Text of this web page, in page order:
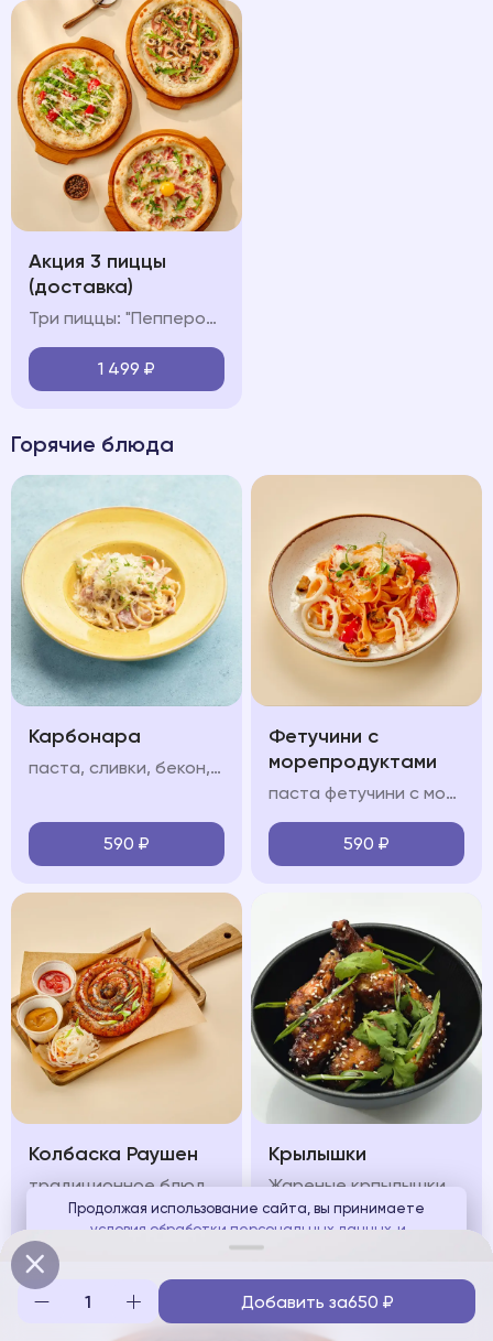
Акция 3 пиццы
(доставка)
Три пиццы: "Пепперони", "Карбонара" и "Ветчина-Грибы"
1 499 ₽
Горячие блюда
Карбонара
паста, сливки, бекон, яйцо, пармезан
590 ₽
Фетучини с
морепродуктами
паста фетучини с морепродуктами в сливочно-томатном соусе с кальмарами, мидиями и креветками
590 ₽
Колбаска Раушен
650 ₽
Крылышки
580 ₽
Продолжая использование сайта, вы принимаете
условия обработки персональных данныхи
соглашаетесь с использованием аналитических файлов
Понятно
Добавить за650 ₽